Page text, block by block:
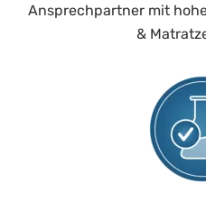
Ansprechpartner mit
&